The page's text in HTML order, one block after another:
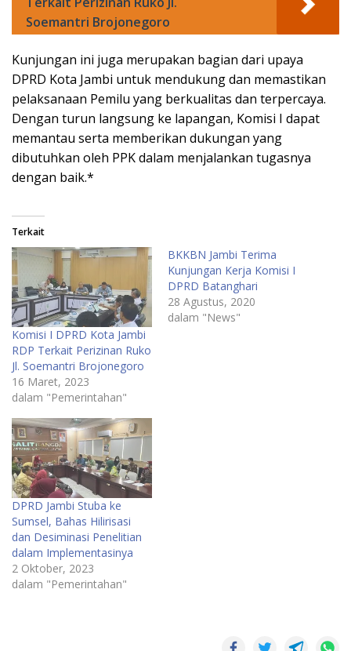
Soemantri Brojonegoro
Kunjungan ini juga merupakan bagian dari upaya
DPRD Kota Jambi untuk mendukung dan memastikan
pelaksanaan Pemilu yang berkualitas dan terpercaya.
Dengan turun langsung ke lapangan, Komisi I dapat
memantau serta memberikan dukungan yang
dibutuhkan oleh PPK dalam menjalankan tugasnya
dengan baik.*
Terkait
Komisi I DPRD Kota Jambi
RDP Terkait Perizinan Ruko
Jl. Soemantri Brojonegoro
16 Maret, 2023
dalam "Pemerintahan"
BKKBN Jambi Terima
Kunjungan Kerja Komisi I
DPRD Batanghari
28 Agustus, 2020
dalam "News"
DPRD Jambi Stuba ke
Sumsel, Bahas Hilirisasi
dan Desiminasi Penelitian
dalam Implementasinya
2 Oktober, 2023
dalam "Pemerintahan"